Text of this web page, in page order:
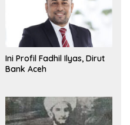
Ini Profil Fadhil Ilyas, Dirut
Bank Aceh